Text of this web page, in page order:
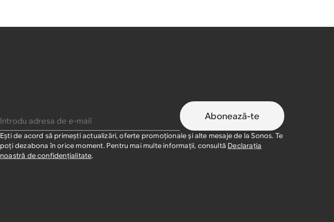
Abonează-te
Ești de acord să primești actualizări, oferte promoționale și alte mesaje de la Sonos. Te
poți dezabona în orice moment. Pentru mai multe informații, consultă Declarația
noastră de confidențialitate.